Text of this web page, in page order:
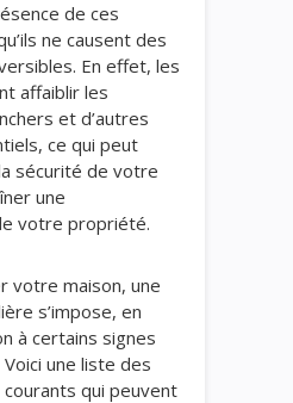
de ces
ne causent des
En effet, les
affaiblir les
et d’autres
ce qui peut
sécurité de votre
une
votre propriété.
votre maison, une
s’impose, en
à certains signes
une liste des
courants qui peuvent